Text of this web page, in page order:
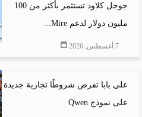
جوجل كلاود تستثمر بأكثر من 100
مليون دولار لدعم Mire...
7 أغسطس, 2026
علي بابا تفرض شروطًا تجارية جديدة
على نموذج Qwen